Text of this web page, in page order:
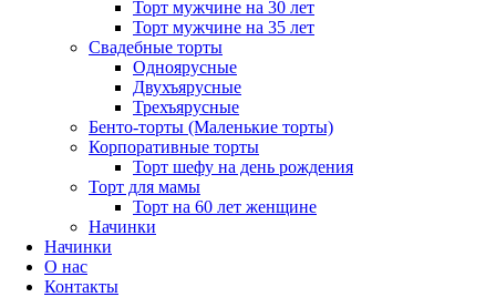
Торт мужчине на 30 лет
Торт мужчине на 35 лет
Свадебные торты
Одноярусные
Двухъярусные
Трехъярусные
Бенто-торты (Маленькие торты)
Корпоративные торты
Торт шефу на день рождения
Торт для мамы
Торт на 60 лет женщине
Начинки
Начинки
О нас
Контакты